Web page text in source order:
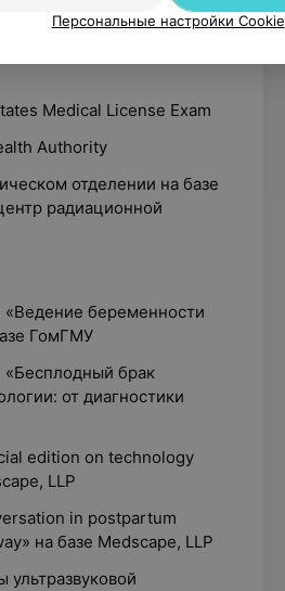
hospital (Бостон,
Medical License Exam
Authority
отделении на базе
радиационной
беременности
ГомГМУ
брак
от диагностики
edition on technology
LLP
in postpartum
на базе Medscape, LLP
Персональные настройки Cookie